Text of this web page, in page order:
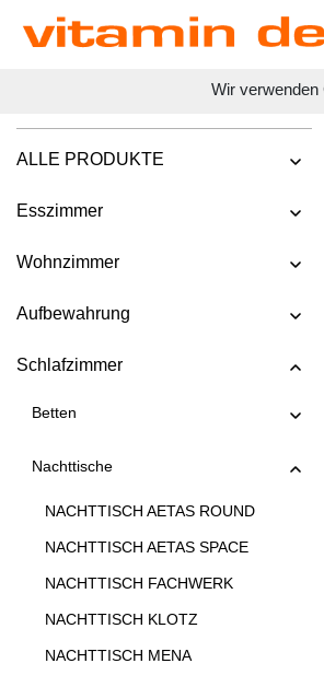
Wir verwenden
ALLE PRODUKTE
Esszimmer
Wohnzimmer
Aufbewahrung
Schlafzimmer
Betten
Nachttische
NACHTTISCH AETAS ROUND
NACHTTISCH AETAS SPACE
NACHTTISCH FACHWERK
NACHTTISCH KLOTZ
NACHTTISCH MENA